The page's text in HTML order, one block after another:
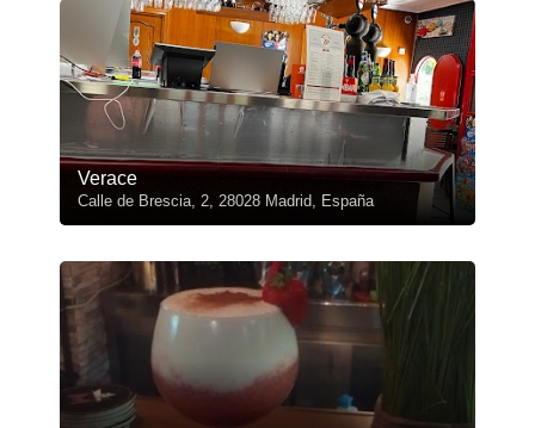
Verace
Calle de Brescia, 2, 28028 Madrid, España